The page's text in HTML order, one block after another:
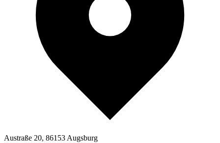
Austraße 20, 86153 Augsburg